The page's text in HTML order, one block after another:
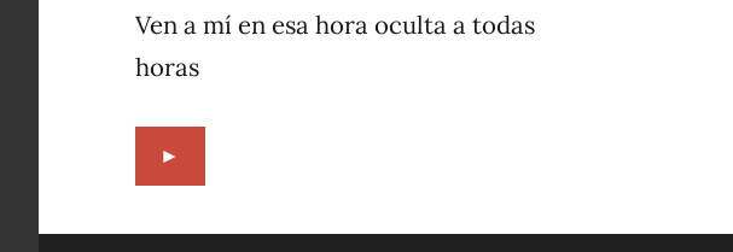
2002
Ven a mí en esa hora oculta a todas
horas
►